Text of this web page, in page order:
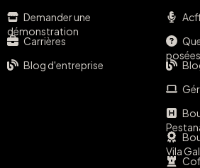
Demander une
démonstration
Carrières
Blog d'entreprise
posées
Vila